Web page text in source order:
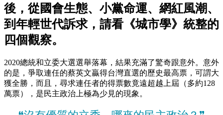
後，從國會生態、小黨命運、網紅風潮、
到年輕世代訴求，請看《城市學》統整的
四個觀察。
2020總統和立委大選選舉落幕，結果充滿了驚奇跟意外。意外
的是，爭取連任的蔡英文贏得台灣直選的歷史最高票，可謂大
獲全勝，而且，尋求連任者的得票數竟遠超越上屆（多約128
萬票），是民主政治上極為少見的現象。